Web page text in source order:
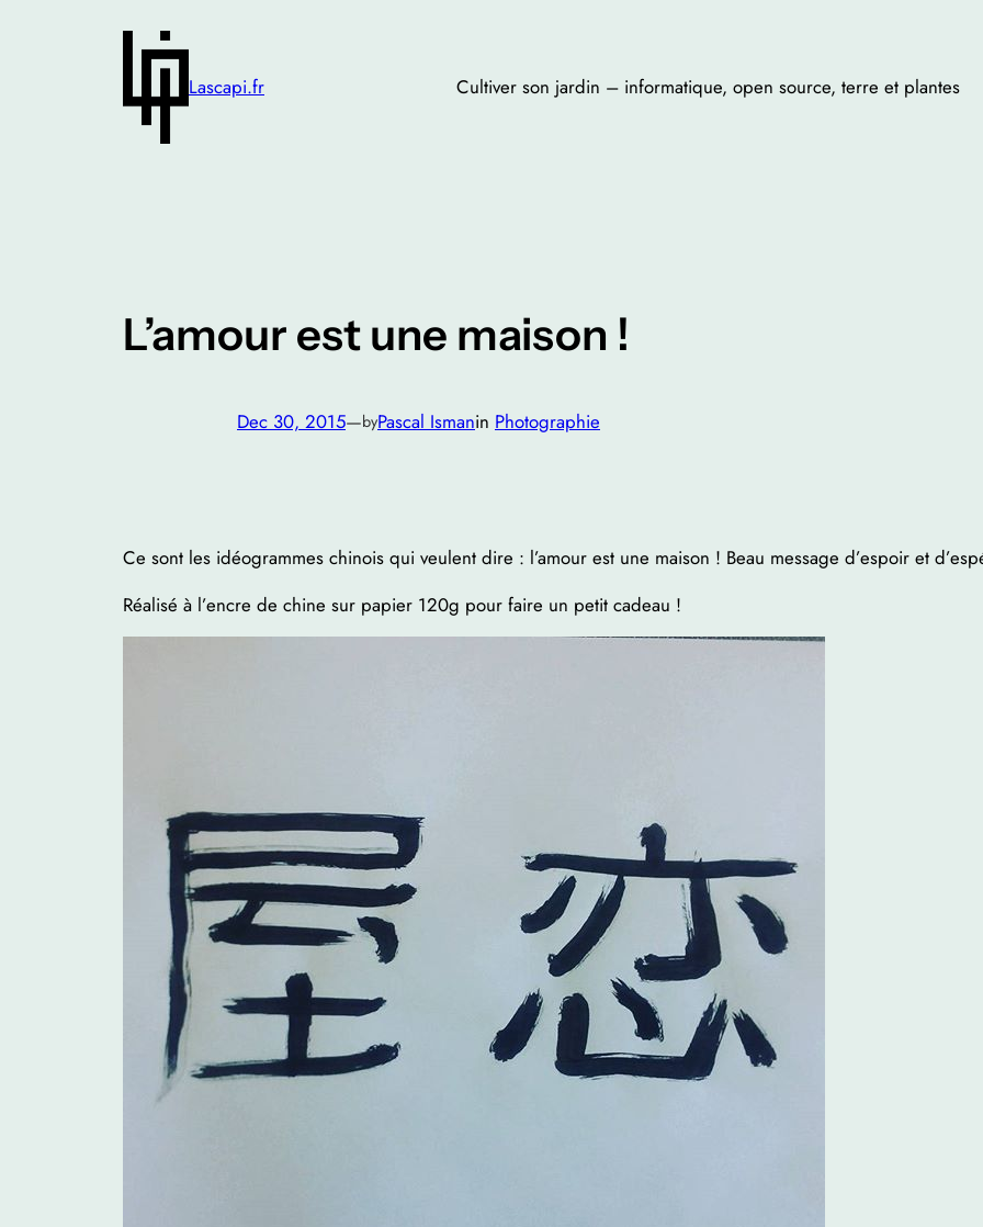
Lascapi.fr Cultiver son jardin – informatique, open source, terre et plantes
L’amour est une maison !
Dec 30, 2015—byPascal Ismanin Photographie
Ce sont les idéogrammes chinois qui veulent dire : l’amour est une maison ! Beau message d’espoir et
Réalisé à l’encre de chine sur papier 120g pour faire un petit cadeau !